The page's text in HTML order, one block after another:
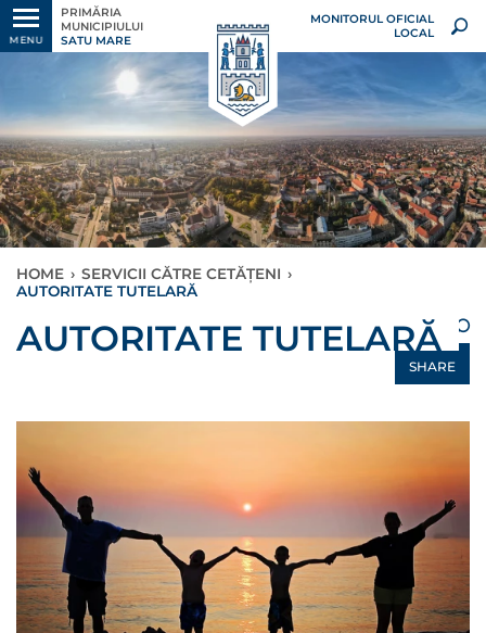
MENU
PRIMĂRIA
MUNICIPIULUI
SATU MARE
MONITORUL OFICIAL
LOCAL
HOME › SERVICII CĂTRE CETĂȚENI ›
AUTORITATE TUTELARĂ
×
AUTORITATE TUTELARĂ
SHARE